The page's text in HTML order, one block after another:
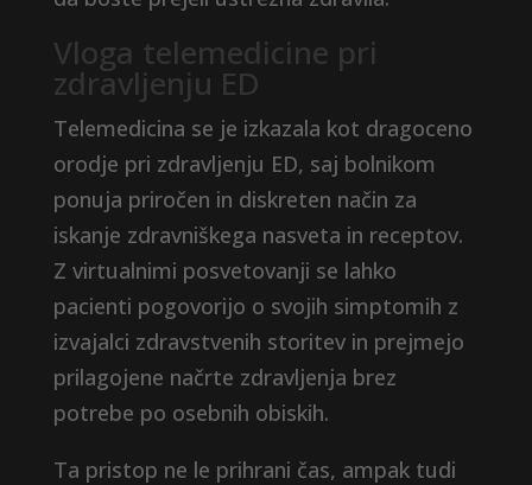
Vloga telemedicine pri
zdravljenju ED
Telemedicina se je izkazala kot dragoceno
orodje pri zdravljenju ED, saj bolnikom
ponuja priročen in diskreten način za
iskanje zdravniškega nasveta in receptov.
Z virtualnimi posvetovanji se lahko
pacienti pogovorijo o svojih simptomih z
izvajalci zdravstvenih storitev in prejmejo
prilagojene načrte zdravljenja brez
potrebe po osebnih obiskih.
Ta pristop ne le prihrani čas, ampak tudi